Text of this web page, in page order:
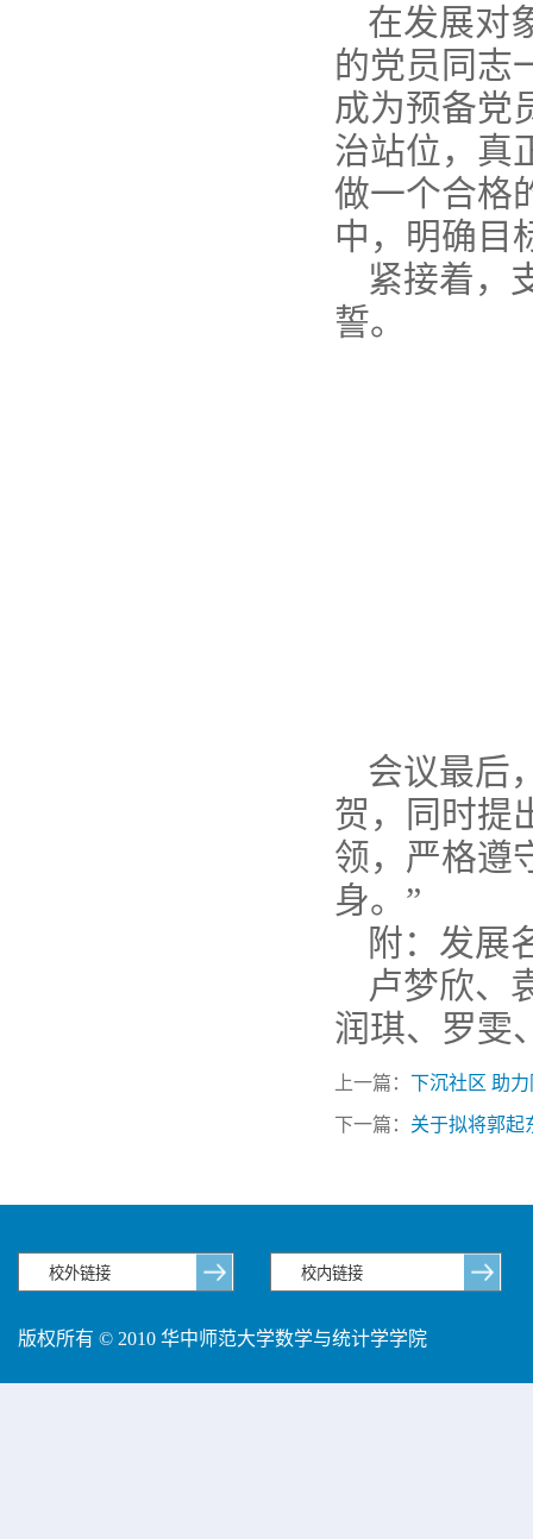
在发展对
的党员同志
成为预备党
治站位，真
做一个合格
中，明确目
紧接着，
誓。
会议最后
贺，同时提
领，严格遵
身。”
附：发展
卢梦欣、
润琪、罗雯
上一篇： 下沉社区 助
下一篇： 关于拟将郭起
版权所有 © 2010 华中师范大学数学与统计学学院